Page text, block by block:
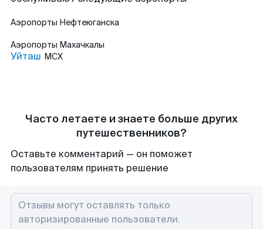
Аэропорты Нефтеюганска
Аэропорты Махачкалы
Уйташ MCX
Часто летаете и знаете больше других
путешественников?
Оставьте комментарий — он поможет
пользователям принять решение